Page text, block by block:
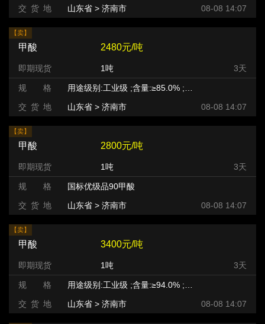
交 货 地
山东省 > 济南市 08-08 14:07
【卖】
甲酸 2480元/吨
即期现货 1吨 3天
规 格
用途级别:工业级 ;含量:≥85.0% ;等级:优等品 ;
交 货 地
山东省 > 济南市 08-08 14:07
【卖】
甲酸 2800元/吨
即期现货 1吨 3天
规 格
国标优级品90甲酸
交 货 地
山东省 > 济南市 08-08 14:07
【卖】
甲酸 3400元/吨
即期现货 1吨 3天
规 格
用途级别:工业级 ;含量:≥94.0% ;等级:优等品 ;
交 货 地
山东省 > 济南市 08-08 14:07